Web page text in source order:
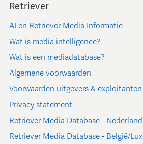
Retriever
AI en Retriever Media Informatie
Wat is media intelligence?
Wat is een mediadatabase?
Algemene voorwaarden
Voorwaarden uitgevers & exploitanten
Privacy statement
Retriever Media Database - Nederland
Retriever Media Database - België/